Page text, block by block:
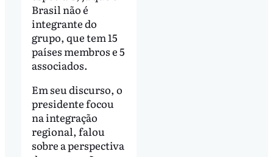
Brasil não é
integrante do
grupo, que tem 15
países membros e 5
associados.
Em seu discurso, o
presidente focou
na integração
regional, falou
sobre a perspectiva